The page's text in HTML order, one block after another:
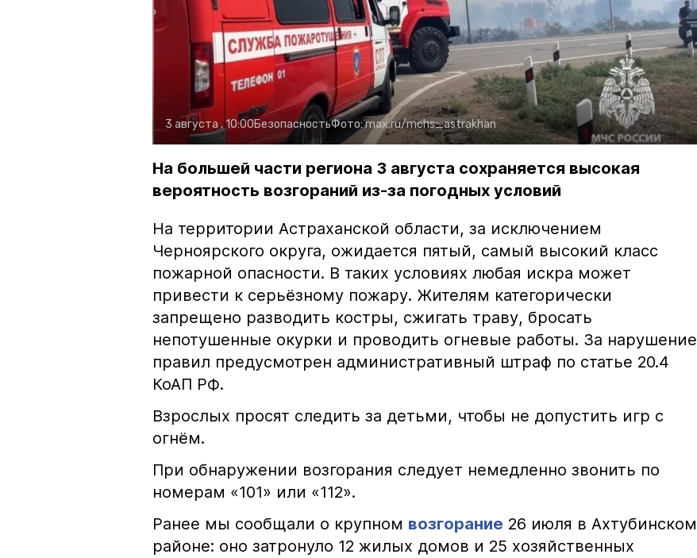
3 августа , 10:00БезопасностьФото:max.ru/mchs_astrakhan
На большей части региона 3 августа сохраняется высокая
вероятность возгораний из-за погодных условий
На территории Астраханской области, за исключением
Черноярского округа, ожидается пятый, самый высокий класс
пожарной опасности. В таких условиях любая искра может
привести к серьёзному пожару. Жителям категорически
запрещено разводить костры, сжигать траву, бросать
непотушенные окурки и проводить огневые работы. За нарушение
правил предусмотрен административный штраф по статье 20.4
КоАП РФ.
Взрослых просят следить за детьми, чтобы не допустить игр с
огнём.
При обнаружении возгорания следует немедленно звонить по
номерам «101» или «112».
Ранее мы сообщали о крупном возгорание 26 июля в Ахтубинском
районе: оно затронуло 12 жилых домов и 25 хозяйственных